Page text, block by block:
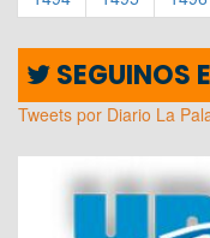
SEGUINOS
Tweets por Diario La